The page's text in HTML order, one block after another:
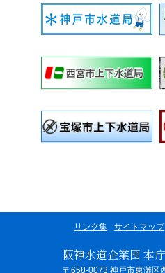
阪神水道企業団 本
〒658-0073 神戸市東灘区
リンク集 サイトマップ